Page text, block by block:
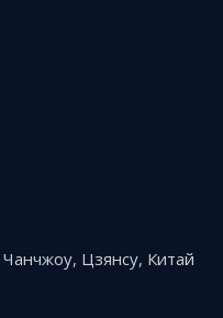
Цзянсу, Китай